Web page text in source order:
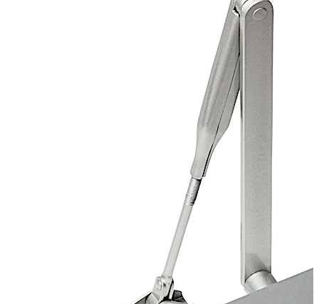
prix compétitif font du ferme-porte TS 71 un choix idéal.